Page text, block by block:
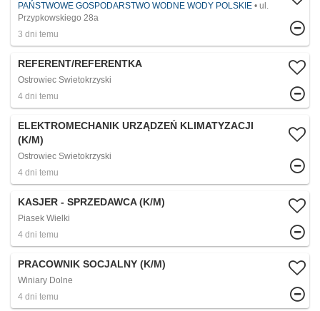
PAŃSTWOWE GOSPODARSTWO WODNE WODY POLSKIE
ul.
Przypkowskiego 28a
3 dni temu
REFERENT/REFERENTKA
Ostrowiec Swietokrzyski
4 dni temu
ELEKTROMECHANIK URZĄDZEŃ KLIMATYZACJI
(K/M)
Ostrowiec Swietokrzyski
4 dni temu
KASJER - SPRZEDAWCA (K/M)
Piasek Wielki
4 dni temu
PRACOWNIK SOCJALNY (K/M)
Winiary Dolne
4 dni temu